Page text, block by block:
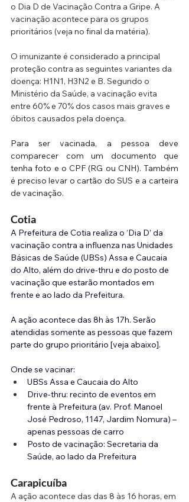
o Dia D de Vacinação Contra a Gripe. A
vacinação acontece para os grupos
prioritários (veja no final da matéria).
O imunizante é considerado a principal
proteção contra as seguintes variantes da
doença: H1N1, H3N2 e B. Segundo o
Ministério da Saúde, a vacinação evita
entre 60% e 70% dos casos mais graves e
óbitos causados pela doença.
Para ser vacinada, a pessoa deve
comparecer com um documento que
tenha foto e o CPF (RG ou CNH). Também
é preciso levar o cartão do SUS e a carteira
de vacinação.
Cotia
A Prefeitura de Cotia realiza o ‘Dia D’ da
vacinação contra a influenza nas Unidades
Básicas de Saúde (UBSs) Assa e Caucaia
do Alto, além do drive-thru e do posto de
vacinação que estarão montados em
frente e ao lado da Prefeitura.
A ação acontece das 8h às 17h. Serão
atendidas somente as pessoas que fazem
parte do grupo prioritário [veja abaixo].
Onde se vacinar:
UBSs Assa e Caucaia do Alto
Drive-thru: recinto de eventos em
frente à Prefeitura (av. Prof. Manoel
José Pedroso, 1147, Jardim Nomura) –
apenas pessoas de carro
Posto de vacinação: Secretaria da
Saúde, ao lado da Prefeitura
Carapicuíba
A ação acontece das das 8 às 16 horas, em